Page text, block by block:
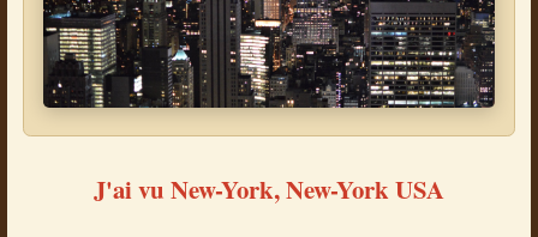
J'ai vu New-York, New-York USA